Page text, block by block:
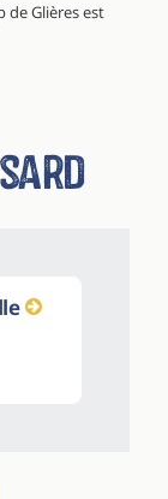
de Glières est